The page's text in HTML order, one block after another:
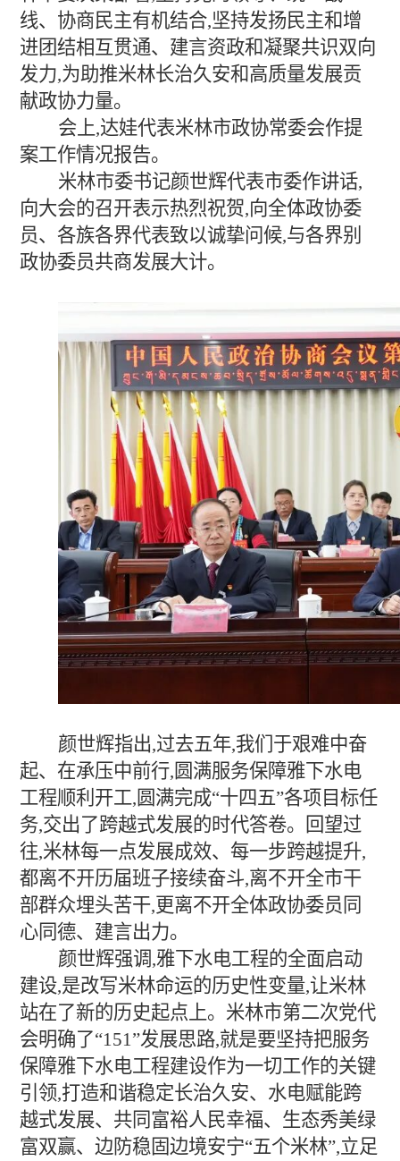
线、协商民主有机结合,坚持发扬民主和增
进团结相互贯通、建言资政和凝聚共识双向
发力,为助推米林长治久安和高质量发展贡
献政协力量。
会上,达娃代表米林市政协常委会作提
案工作情况报告。
米林市委书记颜世辉代表市委作讲话,
向大会的召开表示热烈祝贺,向全体政协委
员、各族各界代表致以诚挚问候,与各界别
政协委员共商发展大计。
颜世辉指出,过去五年,我们于艰难中奋
起、在承压中前行,圆满服务保障雅下水电
工程顺利开工,圆满完成“十四五”各项目标任
务,交出了跨越式发展的时代答卷。回望过
往,米林每一点发展成效、每一步跨越提升,
都离不开历届班子接续奋斗,离不开全市干
部群众埋头苦干,更离不开全体政协委员同
心同德、建言出力。
颜世辉强调,雅下水电工程的全面启动
建设,是改写米林命运的历史性变量,让米林
站在了新的历史起点上。米林市第二次党代
会明确了“151”发展思路,就是要坚持把服务
保障雅下水电工程建设作为一切工作的关键
引领,打造和谐稳定长治久安、水电赋能跨
越式发展、共同富裕人民幸福、生态秀美绿
富双赢、边防稳固边境安宁“五个米林”,立足